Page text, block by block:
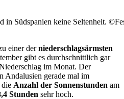
in Südspanien keine Seltenheit.
einer derniederschlagsärmsten
gibt es durchschnittlich gar
im Monat. Der
Andalusien gerade mal im
Anzahl der Sonnenstunden am
Stunden sehr hoch.